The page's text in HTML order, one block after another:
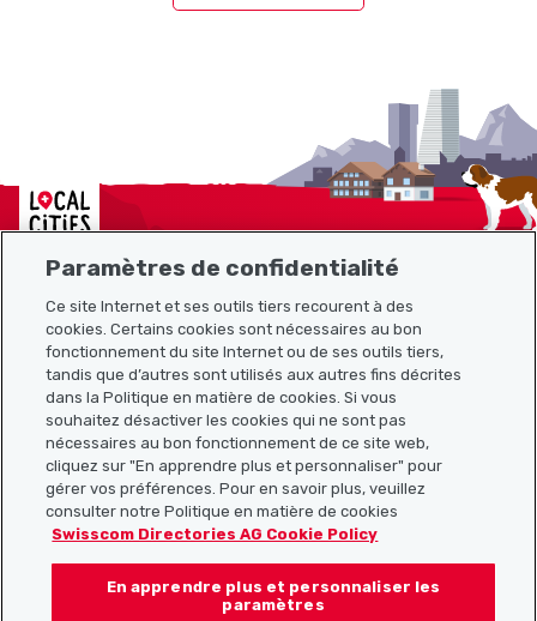
Localcities
Plan du site
Liens utiles
Télécharger l’application Localcities
Suis-nous sur les réseaux sociaux :
Paramètres de confidentialité
Ce site Internet et ses outils tiers recourent à des
cookies. Certains cookies sont nécessaires au bon
fonctionnement du site Internet ou de ses outils tiers,
tandis que d’autres sont utilisés aux autres fins décrites
dans la Politique en matière de cookies. Si vous
souhaitez désactiver les cookies qui ne sont pas
nécessaires au bon fonctionnement de ce site web,
cliquez sur "En apprendre plus et personnaliser" pour
gérer vos préférences. Pour en savoir plus, veuillez
consulter notre Politique en matière de cookies
Swisscom Directories AG Cookie Policy
En apprendre plus et personnaliser les
paramètres